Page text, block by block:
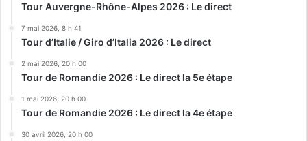
Tour Auvergne-Rhône-Alpes 2026 : Le direct
7 mai 2026, 8 h 41
Tour d’Italie / Giro d’Italia 2026 : Le direct
2 mai 2026, 20 h 00
Tour de Romandie 2026 : Le direct la 5e étape
1 mai 2026, 20 h 00
Tour de Romandie 2026 : Le direct la 4e étape
30 avril 2026, 20 h 00